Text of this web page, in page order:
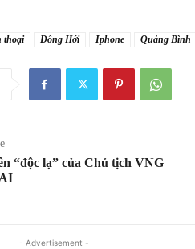
thoại Đồng Hới Iphone Quảng Bình
“độc lạ” của Chủ tịch VNG
- Advertisement -